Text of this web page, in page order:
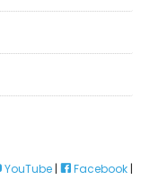
YouTube| Facebook|